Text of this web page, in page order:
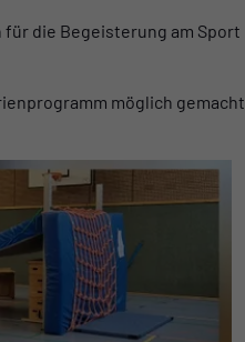
die Begeisterung am Sport
möglich gemacht